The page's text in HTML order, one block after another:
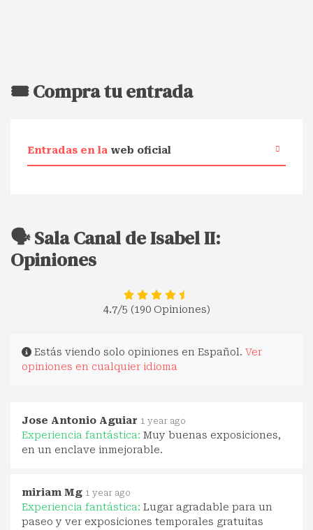
🎟️ Compra tu entrada
Entradas en la web oficial
🗣️ Sala Canal de Isabel II:
Opiniones
4.7/5 (190 Opiniones)
Estás viendo solo opiniones en Español. Ver
opiniones en cualquier idioma
Jose Antonio Aguiar 1 year ago
Experiencia fantástica: Muy buenas exposiciones,
en un enclave inmejorable.
miriam Mg 1 year ago
Experiencia fantástica: Lugar agradable para un
paseo y ver exposiciones temporales gratuitas